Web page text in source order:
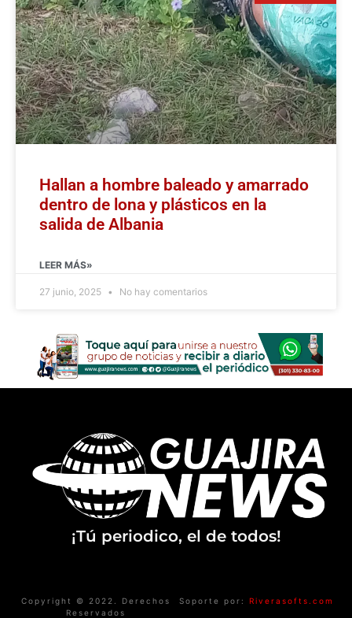
Hallan a hombre baleado y amarrado
dentro de lona y plásticos en la
salida de Albania
LEER MÁS»
27 junio, 2025 No hay comentarios
¡Tú periodico, el de todos!
Copyright © 2022. Derechos
Reservados
Soporte por: Riverasofts.com